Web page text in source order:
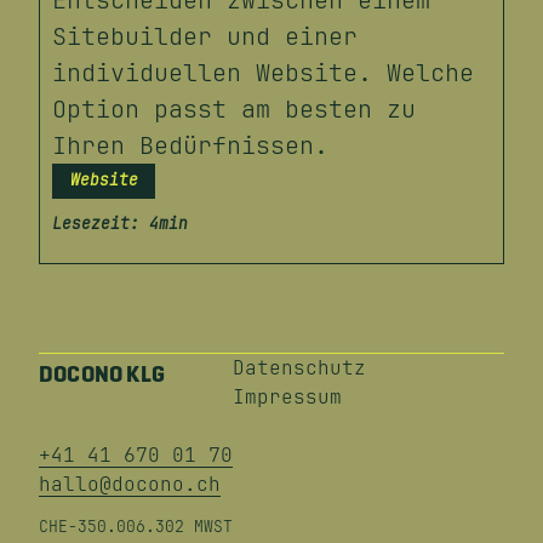
Sitebuilder und einer
individuellen Website. Welche
Option passt am besten zu
Ihren Bedürfnissen.
Website
Lesezeit: 4min
DOCONO KLG
+41 41 670 01 70
hallo@docono.ch
CHE-350.006.302 MWST
Datenschutz
Impressum